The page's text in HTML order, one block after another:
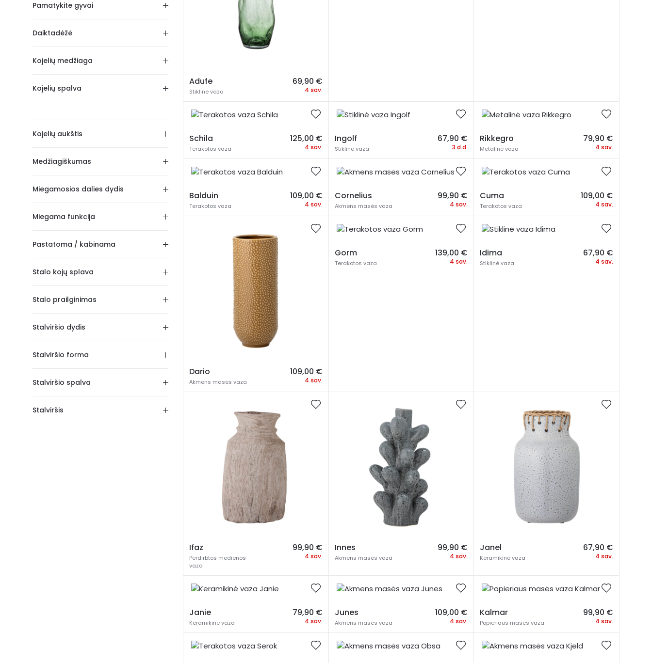
Pamatykite gyvai
Daiktadėžė
Kojelių medžiaga
Kojelių spalva
Kojelių aukštis
Medžiagiškumas
Miegamosios dalies dydis
Miegama funkcija
Pastatoma / kabinama
Stalo kojų splava
Stalo prailginimas
Stalviršio dydis
Stalviršio forma
Stalviršio spalva
Stalviršis
Adufe
Stiklinė vaza
69,90 €
4 sav.
Schila
Terakotos vaza
125,00 €
4 sav.
Ingolf
Stiklinė vaza
67,90 €
3 d.d.
Rikkegro
Metalinė vaza
79,90 €
4 sav.
Balduin
Terakotos vaza
109,00 €
4 sav.
Cornelius
Akmens masės vaza
99,90 €
4 sav.
Cuma
Terakotos vaza
109,00 €
4 sav.
Dario
Akmens masės vaza
109,00 €
4 sav.
Gorm
Terakotos vaza
139,00 €
4 sav.
Idima
Stiklinė vaza
67,90 €
4 sav.
Ifaz
Perdirbtos medienos
vaza
99,90 €
4 sav.
Innes
Akmens masės vaza
99,90 €
4 sav.
Janel
Keramikinė vaza
67,90 €
4 sav.
Janie
Keramikinė vaza
79,90 €
4 sav.
Junes
Akmens masės vaza
109,00 €
4 sav.
Kalmar
Popieriaus masės vaza
99,90 €
4 sav.